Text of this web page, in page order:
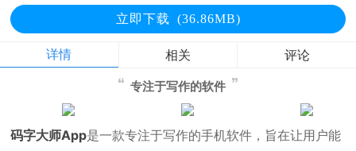
立即下载 (36.86MB)
详情 相关 评论
专注于写作的软件
码字大师App是一款专注于写作的手机软件，旨在让用户能